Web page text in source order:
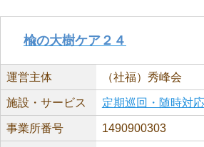
楡の大樹ケア２４
運営主体 （社福）秀峰会
施設・サービス 定期巡回・随時対
事業所番号 1490900303